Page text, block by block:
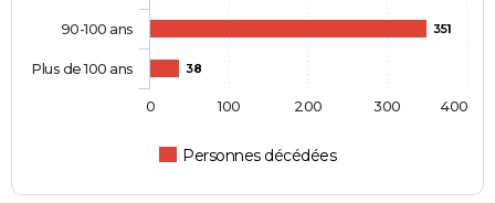
351
38
Personnes décédées
90-100 ans
Plus de 100 ans
0 100 200 300 400